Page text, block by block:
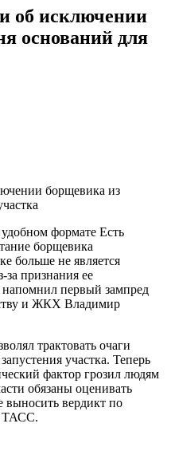
об исключении
оснований для
формате Есть
борщевика
больше не является
за признания ее
первый зампред
и ЖКХ Владимир
трактовать очаги
участка. Теперь
фактор грозил людям
обязаны оценивать
выносить вердикт по
ТАСС.